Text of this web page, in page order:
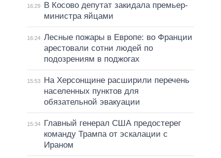
16:29
В Косово депутат закидала премьер-
министра яйцами
16:24 Лесные пожары в Европе: во Франции
арестовали сотни людей по
подозрениям в поджогах
15:53
На Херсонщине расширили перечень
населенных пунктов для
обязательной эвакуации
15:34
Главный генерал США предостерег
команду Трампа от эскалации с
Ираном